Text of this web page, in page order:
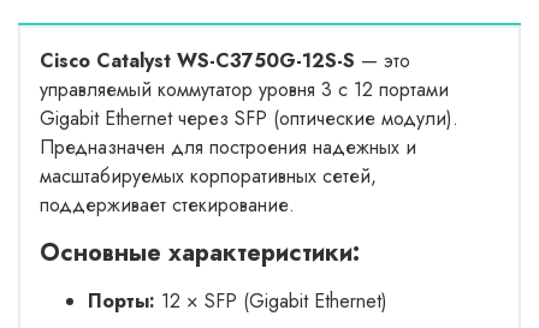
Cisco Catalyst WS-C3750G-12S-S — это
управляемый коммутатор уровня 3 с 12 портами
Gigabit Ethernet через SFP (оптические модули).
Предназначен для построения надежных и
масштабируемых корпоративных сетей,
поддерживает стекирование.
Основные характеристики:
Порты: 12 × SFP (Gigabit Ethernet)